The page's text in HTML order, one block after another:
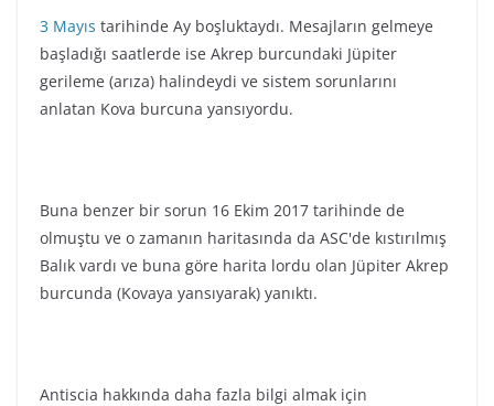
3 Mayıs tarihinde Ay boşluktaydı. Mesajların gelmeye
başladığı saatlerde ise Akrep burcundaki Jüpiter
gerileme (arıza) halindeydi ve sistem sorunlarını
anlatan Kova burcuna yansıyordu.
Buna benzer bir sorun 16 Ekim 2017 tarihinde de
olmuştu ve o zamanın haritasında da ASC'de kıstırılmış
Balık vardı ve buna göre harita lordu olan Jüpiter Akrep
burcunda (Kovaya yansıyarak) yanıktı.
Antiscia hakkında daha fazla bilgi almak için